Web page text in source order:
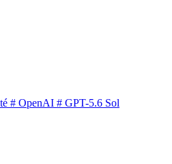
# OpenAI # GPT-5.6 Sol